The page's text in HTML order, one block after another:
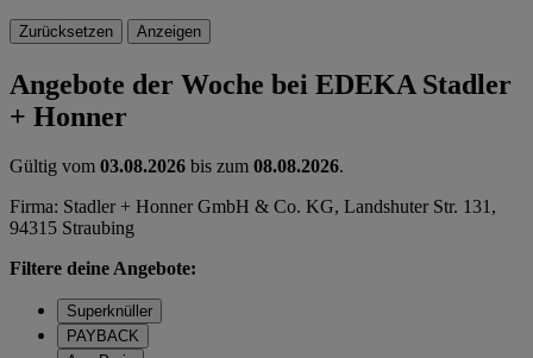
Zurücksetzen Anzeigen
Angebote der Woche bei EDEKA Stadler
+ Honner
Gültig vom 03.08.2026 bis zum 08.08.2026.
Firma: Stadler + Honner GmbH & Co. KG, Landshuter Str. 131,
94315 Straubing
Filtere deine Angebote:
Superknüller
PAYBACK